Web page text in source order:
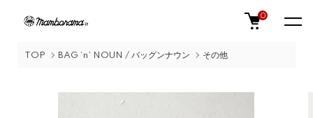
0
TOP BAG ‘n’ NOUN / バッグンナウン その他